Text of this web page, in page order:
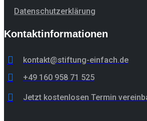
Datenschutzerklärung
Kontaktinformationen
kontakt@stiftung-einfach.de
+49 160 958 71 525
Jetzt kostenlosen Termin